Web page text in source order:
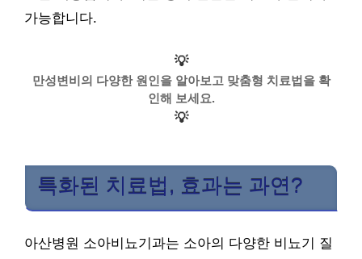
가능합니다.
💡
만성변비의 다양한 원인을 알아보고 맞춤형 치료법을 확
인해 보세요.
💡
특화된 치료법, 효과는 과연?
아산병원 소아비뇨기과는 소아의 다양한 비뇨기 질